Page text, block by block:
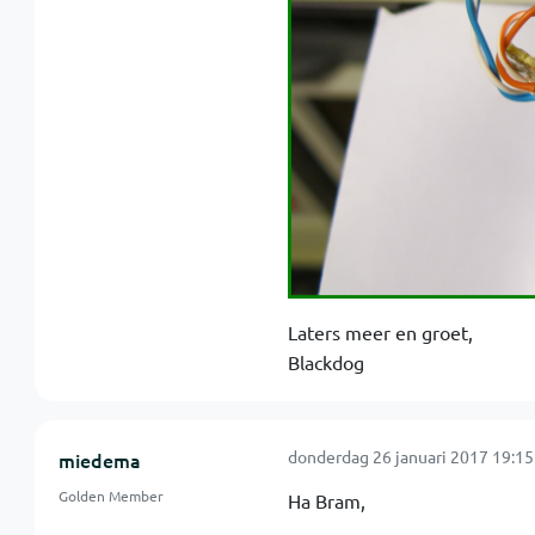
Laters meer en groet,
Blackdog
miedema
Golden Member
donderdag 26 januari 2017
Ha Bram,